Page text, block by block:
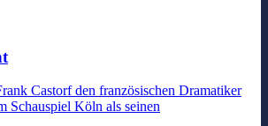
Castorf den französischen Dramatiker
Schauspiel Köln als seinen